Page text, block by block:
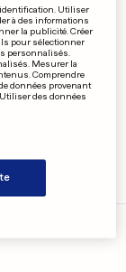
Utiliser
à des informations
la publicité. Créer
pour sélectionner
personnalisés.
Mesurer la
Comprendre
données provenant
des données